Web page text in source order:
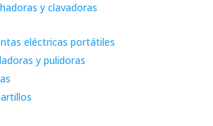
y clavadoras
eléctricas portátiles
y pulidoras